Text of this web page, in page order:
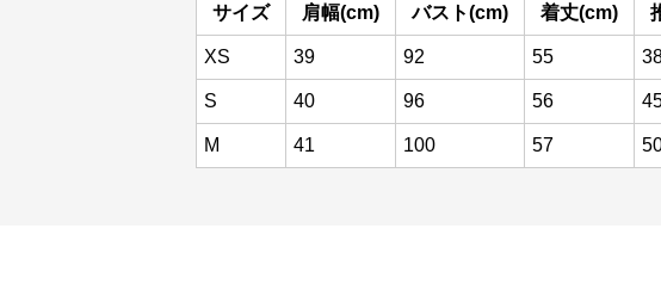
サイズ 肩幅(cm) バスト(cm) 着丈(cm)
XS 39 92 55
S 40 96 56
M 41 100 57